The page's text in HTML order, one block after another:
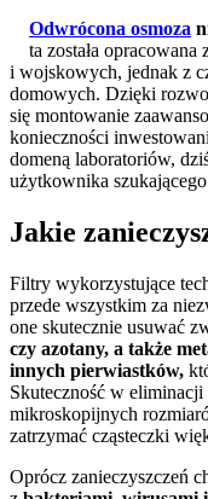
Odwrócona osmoza
ta została
i wojskowych, jednak z
domowych. Dzięki
się montowanie
konieczności
domeną laboratoriów,
użytkownika szukającego
Jakie
Filtry wykorzystujące
przede wszystkim za
one skutecznie usuwać
czy azotany, a także
innych pierwiastków,
Skuteczność w
mikroskopijnych
zatrzymać cząsteczki
Oprócz zanieczyszczeń